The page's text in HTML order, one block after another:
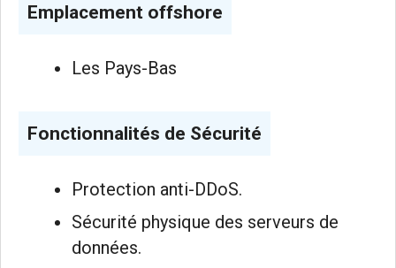
Emplacement offshore
Les Pays-Bas
Fonctionnalités de Sécurité
Protection anti-DDoS.
Sécurité physique des serveurs de
données.